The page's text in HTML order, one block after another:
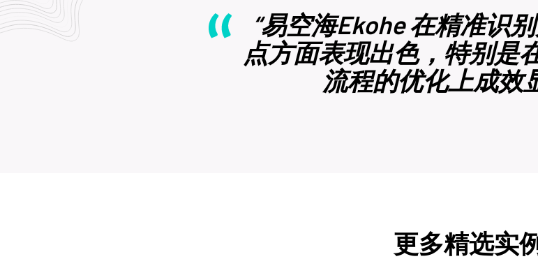
“易空海Ekohe 在精准识
点方面表现出色，特别是
流程的优化上成效
更多精选实